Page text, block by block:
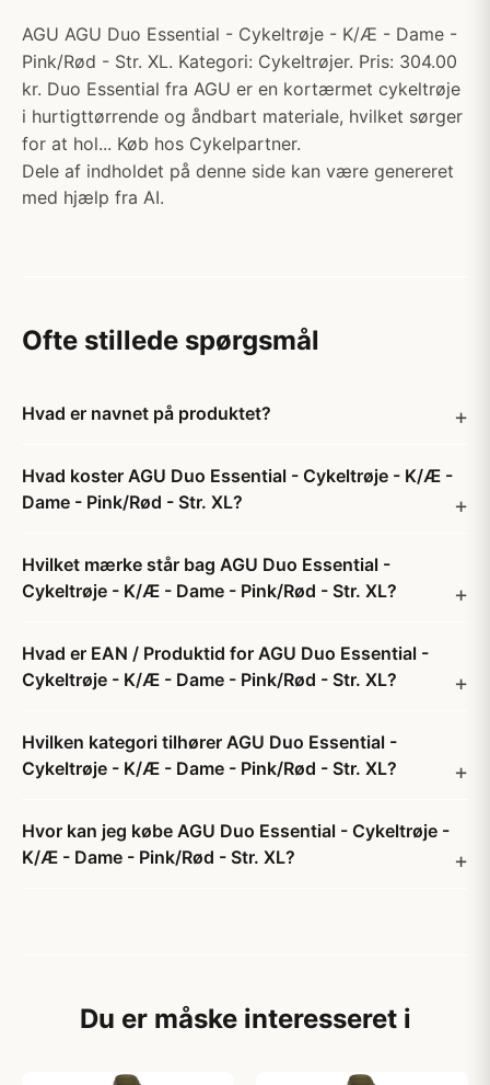
AGU AGU Duo Essential - Cykeltrøje - K/Æ - Dame -
Pink/Rød - Str. XL. Kategori: Cykeltrøjer. Pris: 304.00
kr. Duo Essential fra AGU er en kortærmet cykeltrøje
i hurtigttørrende og åndbart materiale, hvilket sørger
for at hol... Køb hos Cykelpartner.
Dele af indholdet på denne side kan være genereret
med hjælp fra AI.
Ofte stillede spørgsmål
Hvad er navnet på produktet?
Hvad koster AGU Duo Essential - Cykeltrøje - K/Æ -
Dame - Pink/Rød - Str. XL?
Hvilket mærke står bag AGU Duo Essential -
Cykeltrøje - K/Æ - Dame - Pink/Rød - Str. XL?
Hvad er EAN / Produktid for AGU Duo Essential -
Cykeltrøje - K/Æ - Dame - Pink/Rød - Str. XL?
Hvilken kategori tilhører AGU Duo Essential -
Cykeltrøje - K/Æ - Dame - Pink/Rød - Str. XL?
Hvor kan jeg købe AGU Duo Essential - Cykeltrøje -
K/Æ - Dame - Pink/Rød - Str. XL?
Du er måske interesseret i